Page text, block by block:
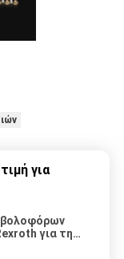
για
για τη